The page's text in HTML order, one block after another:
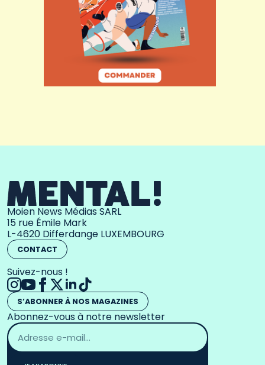
Moien News Médias SARL
15 rue Émile Mark
L-4620 Differdange LUXEMBOURG
CONTACT
Suivez-nous !
S’ABONNER À NOS MAGAZINES
Abonnez-vous à notre newsletter
Adresse
email
*